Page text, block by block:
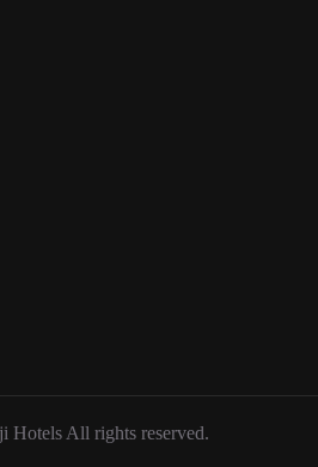
All rights reserved.